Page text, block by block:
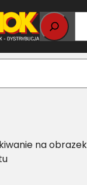
L=L [NH 80422441]